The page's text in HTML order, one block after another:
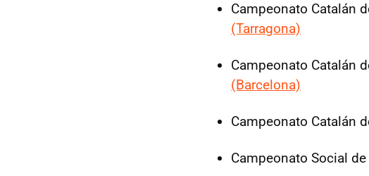
Campeonato Catalán
(Tarragona)
Campeonato Catalán
(Barcelona)
Campeonato Catalán
Campeonato Social de